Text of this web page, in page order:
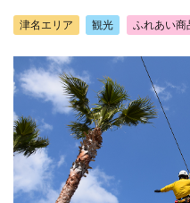
津名エリア 観光 ふれあい商